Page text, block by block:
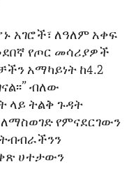
አገሮች፣ ለዓለም አቀፍ
የጦር መሳሪያዎች
አማካይነት ከ4.2
ብለው
ላይ ትልቅ ጉዳት
የምናደርገውን
ሀተታውን